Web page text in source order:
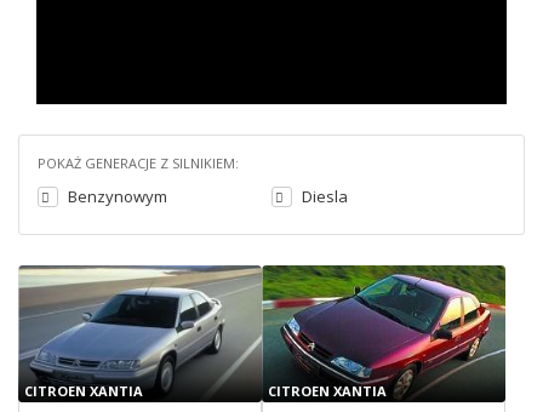
POKAŻ GENERACJE Z SILNIKIEM:
Benzynowym Diesla
CITROEN XANTIA CITROEN XANTIA